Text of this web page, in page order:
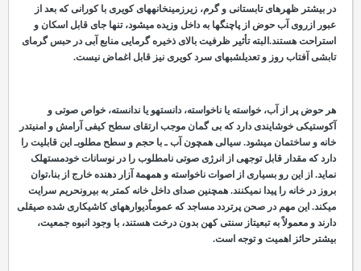
در بیشتر ظهرهای تابستانی و گرم، زیرزمینخانههای کویری با کورانی که بعد از
عبور ازروی آب حوض از پاچنگها به داخل وزیده میشود، تنها جای قابل اسکان و
استراحت هستند.البته تأثیر ظرفیت بالای ذخیره گرمایی منابع آبی در حبس گرمای
تابشی آفتاب روز و تعدیلشبهای سرد کویری نیز قابل اغماض نیست.
هر حوض پر از آب، خواسته یا ناخواسته، دانستهو یا ندانسته، خواص صوتی و
آکوستیکی خوشایندی دارد که بی گمان موجب ارتقای سطح کیفی آرامش و امنیتدر
خانه و ساختمان میشود. سیالی همچون آب ـ با حجم و سطح مطلوبـ این قابلیت را
دارد که مقدار قابل توجهی از انرژی صوتی نامطلوب را در نوسانات خودمستهلک
نماید. از این رو بسیاری از اصوات ناخواسته و همهمة آزار دهنده خارج از بنا،توان
بروز در خانه را پیدا نمی کنند. همچنین صدای داخل خانه کمتر به بیرونحریم سرایت
کند. این مهم در صحن پرتردد مساجد که عموماًدیواره های کاشیکاری شده صیقلی
دارند و معمولاً به تبعیتاز سنتی کهن بدون درخت هستند، با وجود انبوه جمعیت،
بیشتر حائز اهمیت و توجه است.